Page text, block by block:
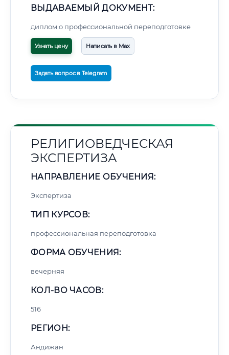
ВЫДАВАЕМЫЙ ДОКУМЕНТ:
диплом о профессиональной переподготовке
Узнать цену Написать в Max
Задать вопрос в Telegram
РЕЛИГИОВЕДЧЕСКАЯ
ЭКСПЕРТИЗА
НАПРАВЛЕНИЕ ОБУЧЕНИЯ:
Экспертиза
ТИП КУРСОВ:
профессиональная переподготовка
ФОРМА ОБУЧЕНИЯ:
вечерняя
КОЛ-ВО ЧАСОВ:
516
РЕГИОН:
Андижан